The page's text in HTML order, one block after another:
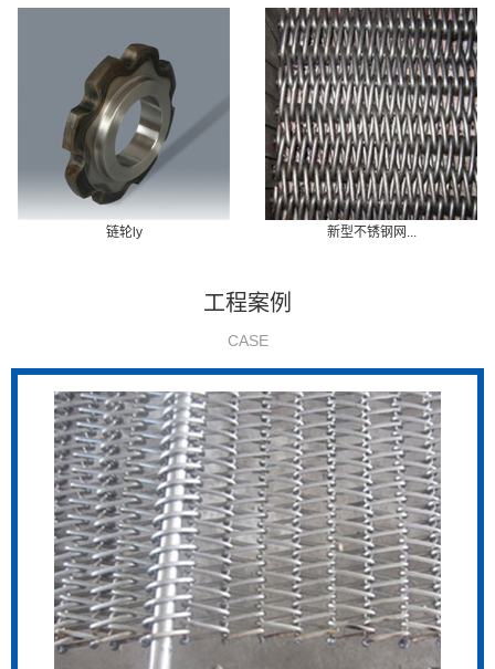
链轮ly 新型不锈钢网...
工程案例
CASE